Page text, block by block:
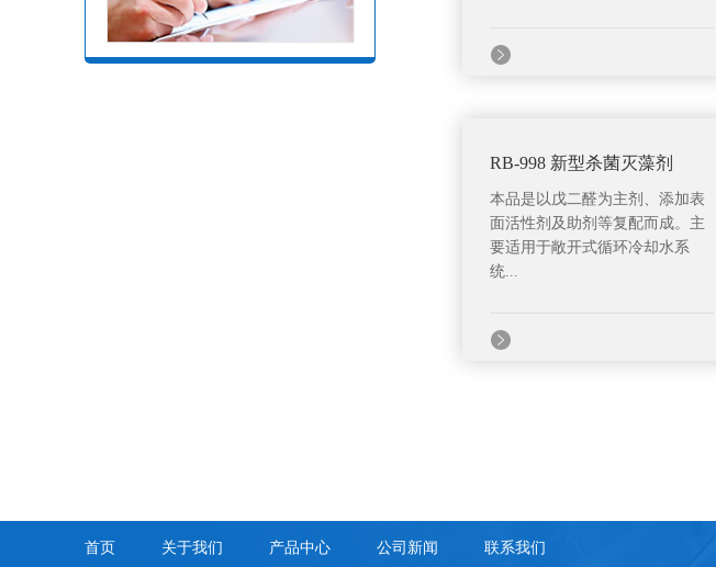
RB-998 新型杀菌灭藻剂
本品是以戊二醛为主剂、添加表
面活性剂及助剂等复配而成。主
要适用于敞开式循环冷却水系
统...
首页 关于我们 产品中心 公司新闻 联系我们